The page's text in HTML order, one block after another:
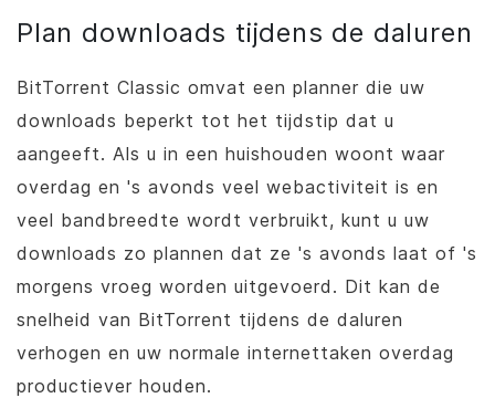
Plan downloads tijdens de daluren
BitTorrent Classic omvat een planner die uw
downloads beperkt tot het tijdstip dat u
aangeeft. Als u in een huishouden woont waar
overdag en 's avonds veel webactiviteit is en
veel bandbreedte wordt verbruikt, kunt u uw
downloads zo plannen dat ze 's avonds laat of 's
morgens vroeg worden uitgevoerd. Dit kan de
snelheid van BitTorrent tijdens de daluren
verhogen en uw normale internettaken overdag
productiever houden.